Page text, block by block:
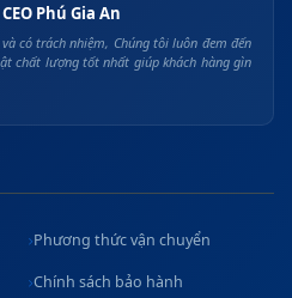
Phú Gia An
có trách nhiệm, Chúng tôi luôn đem đến
chất lượng tốt nhất giúp khách hàng gìn
Phương thức vận chuyển
Chính sách bảo hành